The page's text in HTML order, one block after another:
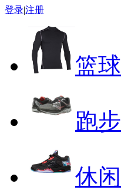
登录|注册
篮球
跑步
休闲